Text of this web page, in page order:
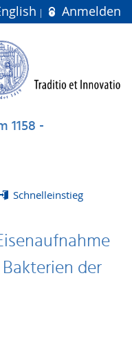
Anmelden
1158 -
Schnelleinstieg
der